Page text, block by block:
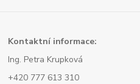
Kontaktní informace:
Ing. Petra Krupková
+420 777 613 310